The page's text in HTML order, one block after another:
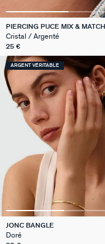
VICTOIRE
GÉNÉRATION AGATHA
SUR LA PEAU
PIERCING PUCE MIX & MATCH
Cristal / Argenté
25 €
ARGENT VÉRITABLE
JONC BANGLE
Doré